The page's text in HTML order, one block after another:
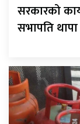
सरकारको
सभापति थापा